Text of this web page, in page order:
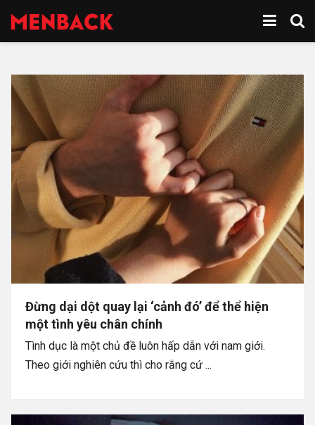
Đừng dại dột quay lại ‘cảnh đó’ để thể hiện
một tình yêu chân chính
Tình dục là một chủ đề luôn hấp dẫn với nam giới.
Theo giới nghiên cứu thì cho rằng cứ ...